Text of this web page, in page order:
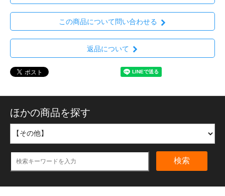
この商品について問い合わせる
返品について
ほかの商品を探す
検索